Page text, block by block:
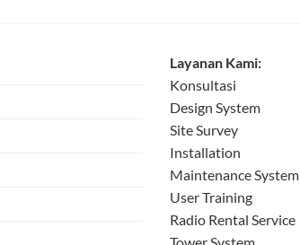
Layanan Kami:
Konsultasi
Design System
Site Survey
Installation
Maintenance System
User Training
Radio Rental Service